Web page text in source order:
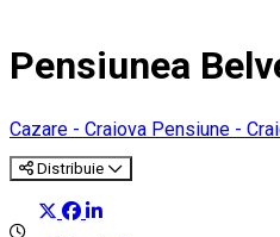
Pensiunea
Cazare - Craiova Pensiune -
Distribuie